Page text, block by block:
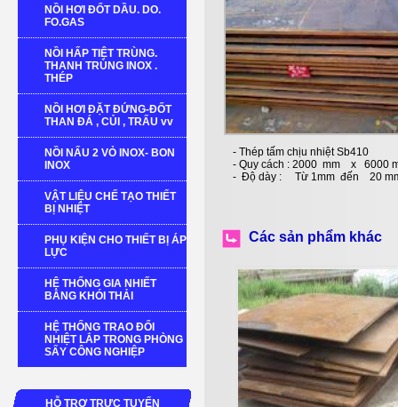
NỒI HƠI ĐỐT DẦU. DO.
FO.GAS
NỒI HẤP TIỆT TRÙNG.
THANH TRÙNG INOX .
THÉP
NỒI HƠI ĐẶT ĐỨNG-ĐỐT
THAN ĐÁ , CỦI , TRẤU vv
NỒI NẤU 2 VỎ INOX- BON
INOX
VẬT LIỆU CHẾ TẠO THIẾT
BỊ NHIỆT
PHỤ KIỆN CHO THIẾT BỊ ÁP
LỰC
HỆ THỐNG GIA NHIẾT
BẰNG KHÓI THẢI
HỆ THỐNG TRAO ĐỔI
NHIỆT LẮP TRONG PHÒNG
SẤY CÔNG NGHIỆP
HỖ TRỢ TRỰC TUYẾN
- Thép tấm chịu nhiệt Sb410
- Quy cách : 2000 mm x 6000
- Độ dày : Từ 1mm đến 20
Các sản phẩm khác